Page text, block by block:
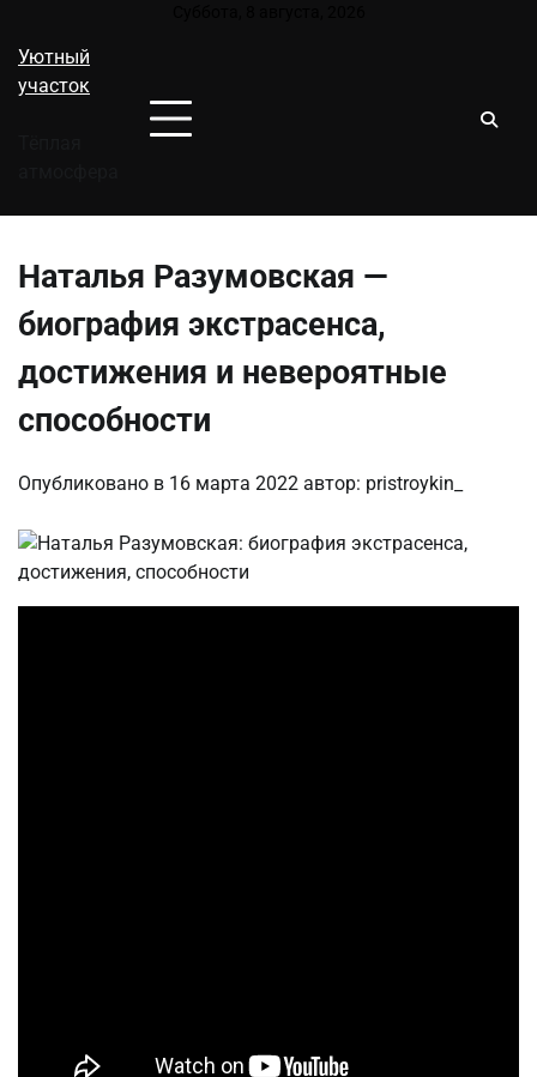
содержимому
Уютный
участок
Наталья Разумовская —
биография экстрасенса,
достижения и невероятные
способности
Опубликовано в 16 марта 2022 автор: pristroykin_